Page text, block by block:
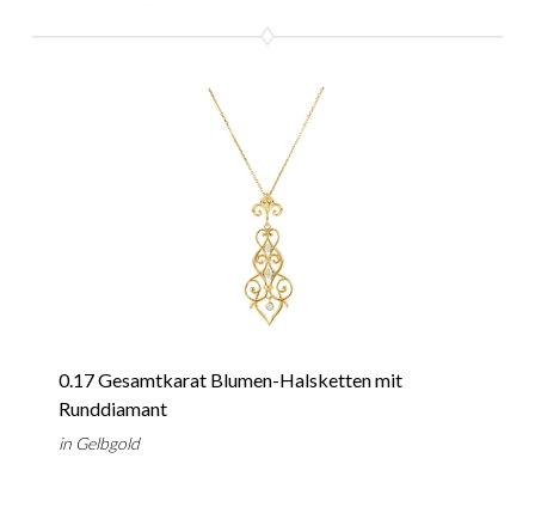
0.17 Gesamtkarat Blumen-Halsketten mit
Runddiamant
in Gelbgold